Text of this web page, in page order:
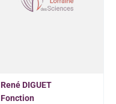
René DIGUET
Fonction